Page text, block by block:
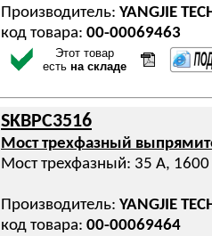
Производитель: YANGJIE
код товара: 00-00069463
Этот товар
есть на складе
SKBPC3516
Мост трехфазный
Мост трехфазный: 35 А, 1600
Производитель: YANGJIE
код товара: 00-00069464